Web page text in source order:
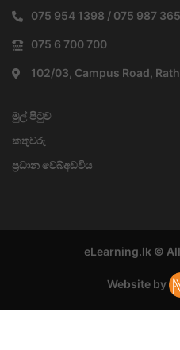
075 954 1398 / 075 987
075 6 700 700
102/03, Campus Road,
මුල් පිටුව
කතුවරු
ප්‍රධාන වෙබ්අඩවිය
eLearning.lk ©
Website by